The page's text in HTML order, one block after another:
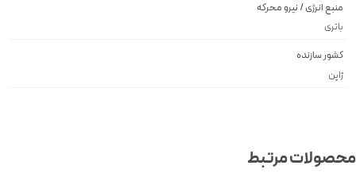
منبع انرژی / نیرو محرکه
باتری
کشور سازنده
ژاپن
مرتبط